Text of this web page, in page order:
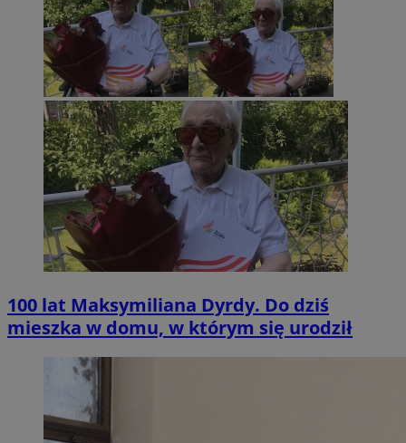
100 lat Maksymiliana Dyrdy. Do dziś
mieszka w domu, w którym się urodził